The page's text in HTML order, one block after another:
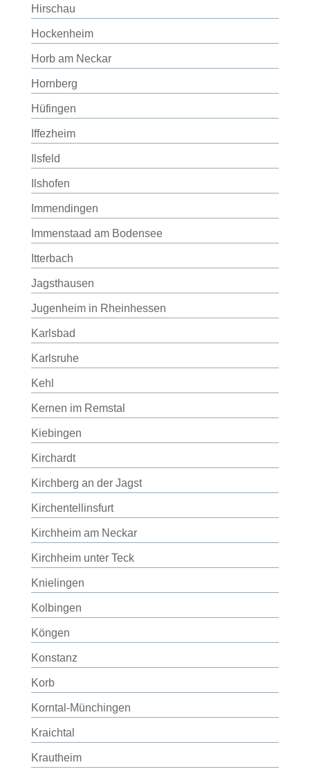
Hirschau
Hockenheim
Horb am Neckar
Hornberg
Hüfingen
Iffezheim
Ilsfeld
Ilshofen
Immendingen
Immenstaad am Bodensee
Itterbach
Jagsthausen
Jugenheim in Rheinhessen
Karlsbad
Karlsruhe
Kehl
Kernen im Remstal
Kiebingen
Kirchardt
Kirchberg an der Jagst
Kirchentellinsfurt
Kirchheim am Neckar
Kirchheim unter Teck
Knielingen
Kolbingen
Köngen
Konstanz
Korb
Korntal-Münchingen
Kraichtal
Krautheim